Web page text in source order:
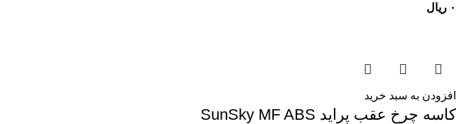
۰ ریال
افزودن به سبد خرید
کاسه چرخ عقب پرايد SunSky MF ABS